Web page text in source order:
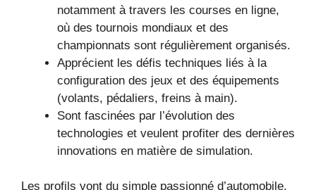
notamment à travers les courses en ligne,
où des tournois mondiaux et des
championnats sont régulièrement organisés.
Apprécient les défis techniques liés à la
configuration des jeux et des équipements
(volants, pédaliers, freins à main).
Sont fascinées par l’évolution des
technologies et veulent profiter des dernières
innovations en matière de simulation.
Les profils vont du simple passionné d’automobile,